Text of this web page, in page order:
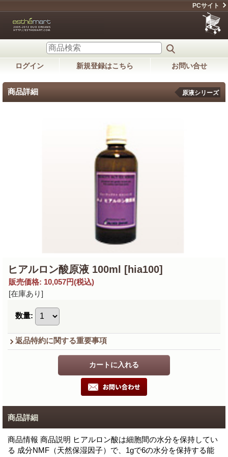
PCサイト
ログイン 新規登録はこちら お問い合せ
商品詳細 原液シリーズ
ヒアルロン酸原液 100ml [hia100]
販売価格: 10,057円(税込)
[在庫あり]
数量:
返品特約に関する重要事項
商品詳細
商品情報 商品説明 ヒアルロン酸は細胞間の水分を保持してい
る 成分NMF（天然保湿因子）で、1gで6の水分を保持する能